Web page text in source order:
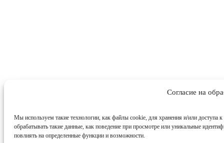
Согласие на
Мы используем такие технологии, как файлы cookie, для хранения и/или доступа
обрабатывать такие данные, как поведение при просмотре или уникальные
повлиять на определенные функции и возможности.